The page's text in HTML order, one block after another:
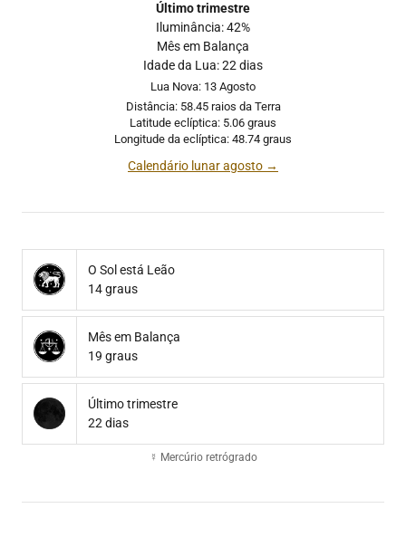
Último trimestre
Iluminância: 42%
Mês em Balança
Idade da Lua: 22 dias
Lua Nova: 13 Agosto
Distância: 58.45 raios da Terra
Latitude eclíptica: 5.06 graus
Longitude da eclíptica: 48.74 graus
Calendário lunar agosto →
O Sol está Leão
14 graus
Mês em Balança
19 graus
Último trimestre
22 dias
☿ Mercúrio retrógrado